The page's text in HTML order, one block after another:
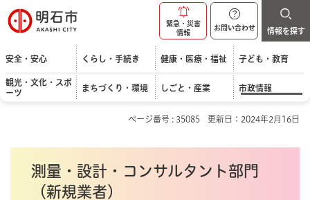
明石市
緊急・災害
情報
お問い合わせ 情報を探す
安全・安心 くらし・手続き 健康・医療・福祉 子ども・教育
観光・文化・スポ
ーツ
まちづくり・環境 しごと・産業 市政情報
ページ番号 : 35085 更新日：2024年2月16日
測量・設計・コンサルタント部門
（新規業者）